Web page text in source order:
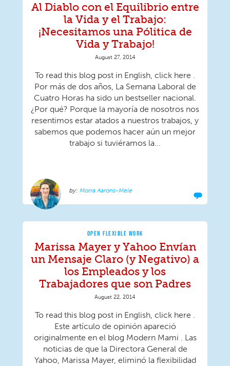
Al Diablo con el Equilibrio entre
la Vida y el Trabajo:
¡Necesitamos una Pólitica de
Vida y Trabajo!
August 27, 2014
To read this blog post in English, click here .
Por más de dos años, La Semana Laboral de
Cuatro Horas ha sido un bestseller nacional.
¿Por qué? Porque la mayoría de nosotros nos
resentimos estar atados a nuestros trabajos, y
sabemos que podemos hacer aún un mejor
trabajo si tuviéramos la...
Morra Aarons-Mele
OPEN FLEXIBLE WORK
Marissa Mayer y Yahoo Envían
un Mensaje Claro (y Negativo) a
los Empleados y los
Trabajadores que son Padres
August 22, 2014
To read this blog post in English, click here .
Este artículo de opinión apareció
originalmente en el blog Modern Mami . Las
noticias de que la Directora General de
Yahoo, Marissa Mayer, eliminó la flexibilidad